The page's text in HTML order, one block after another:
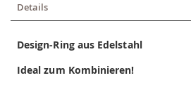
Details
Design-Ring aus Edelstahl
Ideal zum Kombinieren!